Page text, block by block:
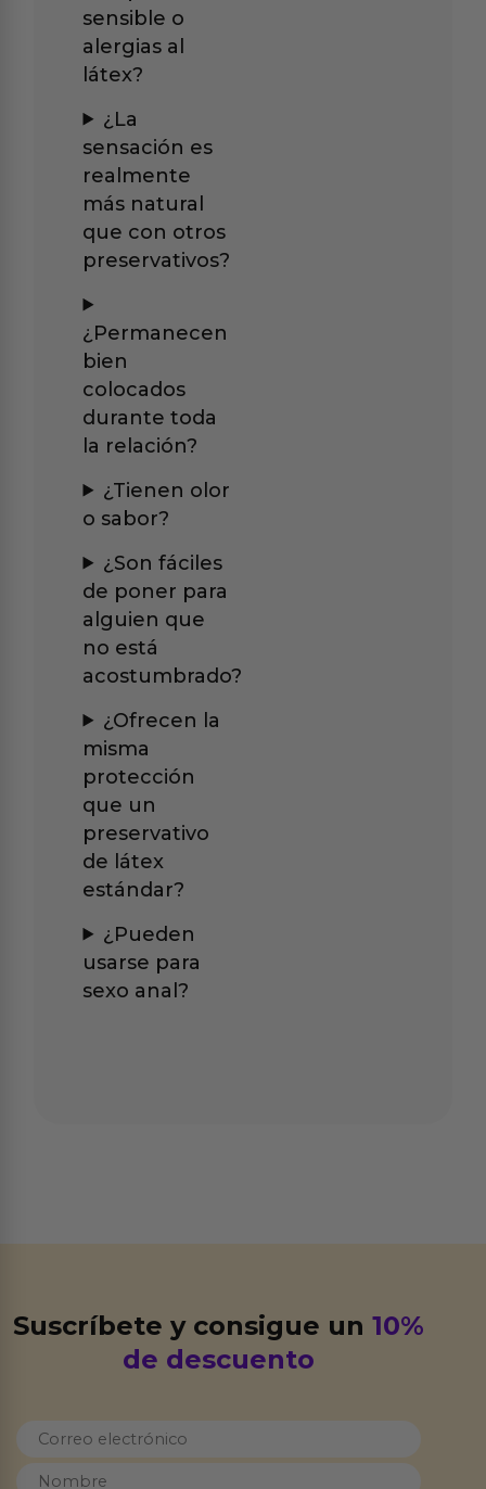
sensible o
alergias al
látex?
¿La
sensación es
realmente
más natural
que con otros
preservativos?
¿Permanecen
bien
colocados
durante toda
la relación?
¿Tienen olor
o sabor?
¿Son fáciles
de poner para
alguien que
no está
acostumbrado?
¿Ofrecen la
misma
protección
que un
preservativo
de látex
estándar?
¿Pueden
usarse para
sexo anal?
Suscríbete y consigue un10%
de descuento